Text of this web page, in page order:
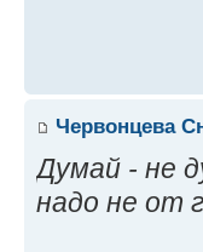
Червонцева
Думай - не
надо не от